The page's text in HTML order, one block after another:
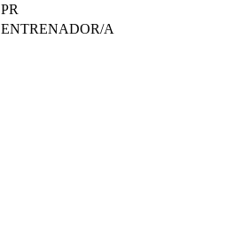
PR
ENTRENADOR/A